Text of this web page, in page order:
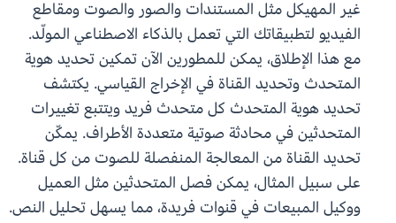
غير المهيكل مثل المستندات والصور والصوت ومقاطع
الفيديو لتطبيقاتك التي تعمل بالذكاء الاصطناعي المولّد.
مع هذا الإطلاق، يمكن للمطورين الآن تمكين تحديد هوية
المتحدث وتحديد القناة في الإخراج القياسي. يكتشف
تحديد هوية المتحدث كل متحدث فريد ويتتبع تغييرات
المتحدثين في محادثة صوتية متعددة الأطراف. يمكّن
تحديد القناة من المعالجة المنفصلة للصوت من كل قناة.
على سبيل المثال، يمكن فصل المتحدثين مثل العميل
ووكيل المبيعات في قنوات فريدة، مما يسهل تحليل النص.